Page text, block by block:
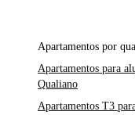
Apartamentos por
Apartamentos para
Qualiano
Apartamentos T3